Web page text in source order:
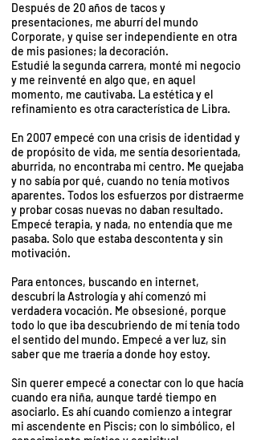
Después de 20 años de tacos y
presentaciones, me aburrí del mundo
Corporate, y quise ser independiente en otra
de mis pasiones; la decoración.
Estudié la segunda carrera, monté mi negocio
y me reinventé en algo que, en aquel
momento, me cautivaba. La estética y el
refinamiento es otra característica de Libra.
En 2007 empecé con una crisis de identidad y
de propósito de vida, me sentía desorientada,
aburrida, no encontraba mi centro. Me quejaba
y no sabía por qué, cuando no tenía motivos
aparentes. Todos los esfuerzos por distraerme
y probar cosas nuevas no daban resultado.
Empecé terapia, y nada, no entendía que me
pasaba. Solo que estaba descontenta y sin
motivación.
Para entonces, buscando en internet,
descubrí la Astrología y ahí comenzó mi
verdadera vocación. Me obsesioné, porque
todo lo que iba descubriendo de mí tenía todo
el sentido del mundo. Empecé a ver luz, sin
saber que me traería a donde hoy estoy.
Sin querer empecé a conectar con lo que hacía
cuando era niña, aunque tardé tiempo en
asociarlo. Es ahí cuando comienzo a integrar
mi ascendente en Piscis; con lo simbólico, el